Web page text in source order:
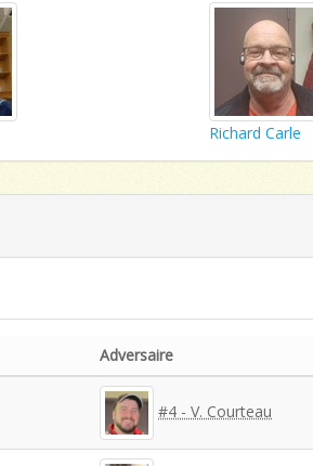
Richard Carle
Adversaire
#4 - V. Courteau